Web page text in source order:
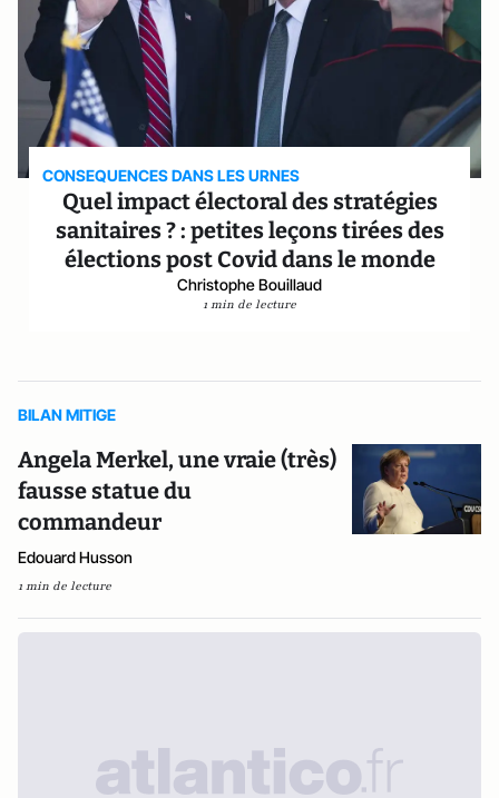
CONSEQUENCES DANS LES URNES
Quel impact électoral des stratégies
sanitaires ? : petites leçons tirées des
élections post Covid dans le monde
Christophe Bouillaud
1 min de lecture
BILAN MITIGE
Angela Merkel, une vraie (très)
fausse statue du
commandeur
Edouard Husson
1 min de lecture